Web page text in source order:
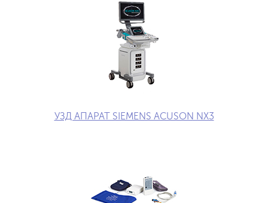
УЗД АПАРАТ SIEMENS ACUSON NX3